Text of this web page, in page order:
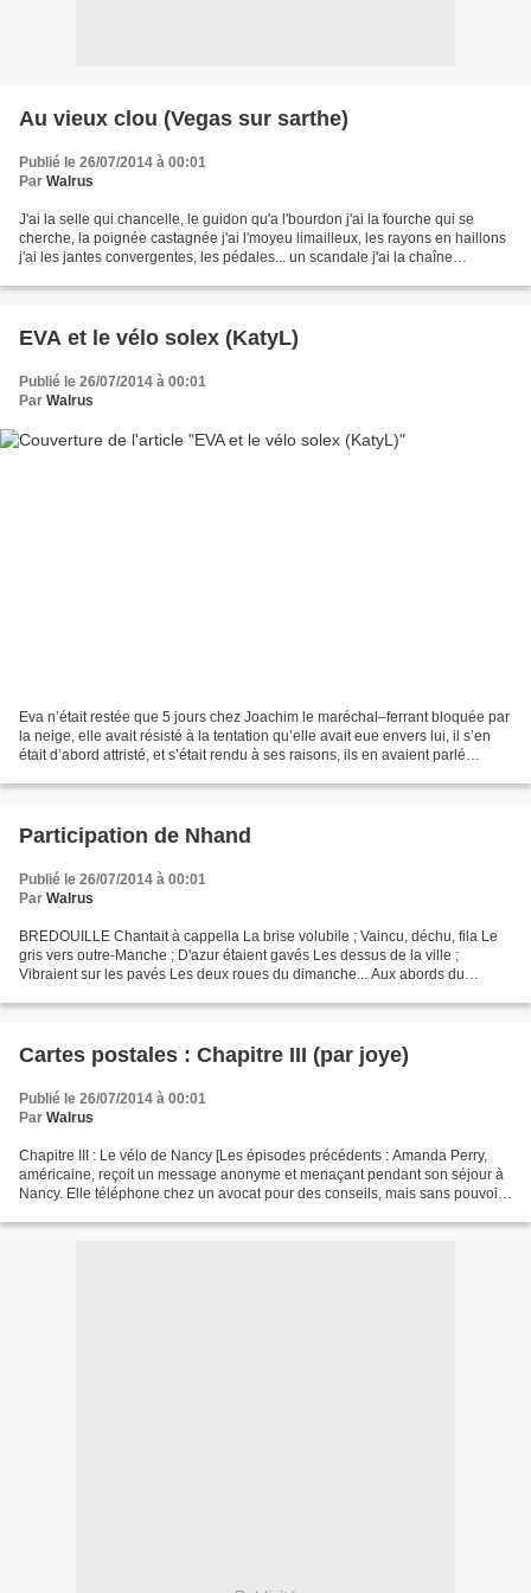
Au vieux clou (Vegas sur sarthe)
Publié le 26/07/2014 à 00:01
Par Walrus
J'ai la selle qui chancelle, le guidon qu'a l'bourdon j'ai la fourche qui se
cherche, la poignée castagnée j'ai l'moyeu limailleux, les rayons en haillons
j'ai les jantes convergentes, les pédales... un scandale j'ai la chaîne
EVA et le vélo solex (KatyL)
Publié le 26/07/2014 à 00:01
Par Walrus
Eva n’était restée que 5 jours chez Joachim le maréchal–ferrant bloquée par
la neige, elle avait résisté à la tentation qu’elle avait eue envers lui, il s’en
était d’abord attristé, et s’était rendu à ses raisons, ils en avaient parlé
Participation de Nhand
Publié le 26/07/2014 à 00:01
Par Walrus
BREDOUILLE Chantait à cappella La brise volubile ; Vaincu, déchu, fila Le
gris vers outre-Manche ; D'azur étaient gavés Les dessus de la ville ;
Vibraient sur les pavés Les deux roues du dimanche... Aux abords du
Cartes postales : Chapitre III (par joye)
Publié le 26/07/2014 à 00:01
Par Walrus
Chapitre III : Le vélo de Nancy [Les épisodes précédents : Amanda Perry,
américaine, reçoit un message anonyme et menaçant pendant son séjour à
Nancy. Elle téléphone chez un avocat pour des conseils, mais sans pouvoir